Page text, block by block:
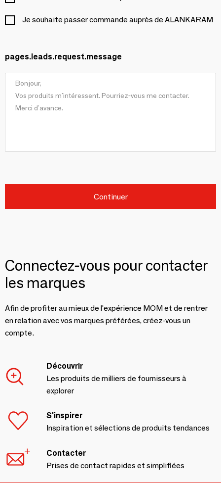
Je souhaite passer commande auprès de ALANKARAM
pages.leads.request.message
Continuer
Connectez-vous pour contacter
les marques
Afin de profiter au mieux de l'expérience MOM et de rentrer
en relation avec vos marques préférées, créez-vous un
compte.
Découvrir
Les produits de milliers de fournisseurs à
explorer
S'inspirer
Inspiration et sélections de produits tendances
Contacter
Prises de contact rapides et simplifiées